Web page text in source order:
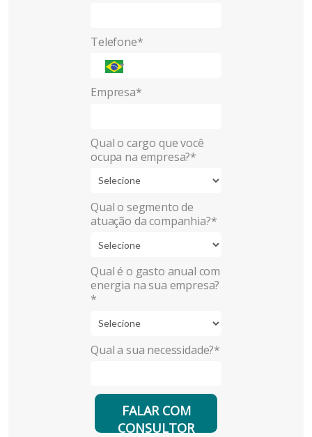
Telefone*
Empresa*
Qual o cargo que você
ocupa na empresa?*
Qual o segmento de
atuação da companhia?*
Qual é o gasto anual com
energia na sua empresa?
*
Qual a sua necessidade?*
FALAR COM
CONSULTOR